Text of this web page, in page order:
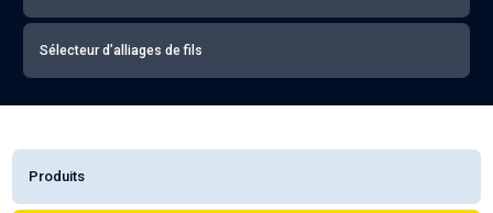
Sélecteur d’alliages de fils
Produits